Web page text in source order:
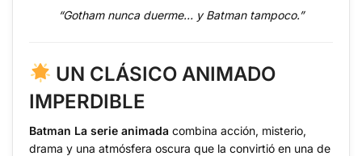
“Gotham nunca duerme… y Batman tampoco.”
UN CLÁSICO ANIMADO
IMPERDIBLE
Batman La serie animada combina acción, misterio,
drama y una atmósfera oscura que la convirtió en una de